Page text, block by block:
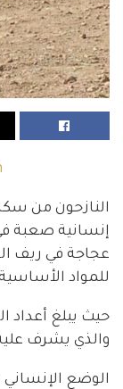
النازحون من
إنسانية صعبة
عجاجة في ريف
للمواد
والذي يشرف
الوضع الإنساني